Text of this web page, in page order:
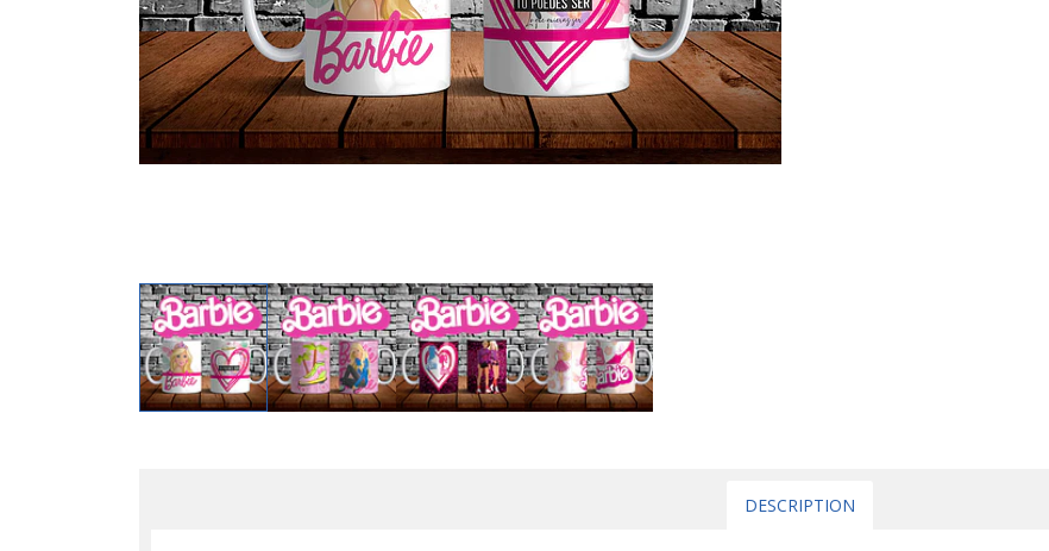
DESCRIPTION